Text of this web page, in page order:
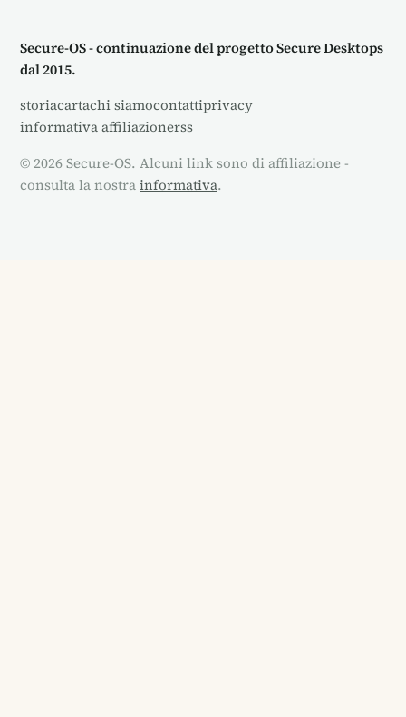
Secure-OS - continuazione del progetto Secure Desktops
dal 2015.
storiacartachi siamocontattiprivacy
informativa affiliazionerss
© 2026 Secure-OS. Alcuni link sono di affiliazione -
consulta la nostrainformativa.